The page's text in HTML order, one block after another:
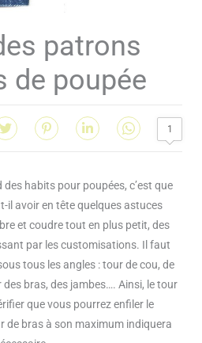
patrons
de poupée
1
habits pour poupées, c’est que
il avoir en tête quelques astuces
et coudre tout en plus petit, des
par les customisations. Il faut
tous les angles : tour de cou, de
bras, des jambes…. Ainsi, le tour
que vous pourrez enfiler le
de bras à son maximum indiquera